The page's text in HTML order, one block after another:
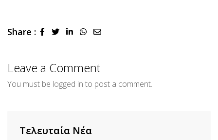
Share : LinkedInWhatsapp
Share
Leave a Comment
You must be logged in to post a comment.
Τελευταία Νέα